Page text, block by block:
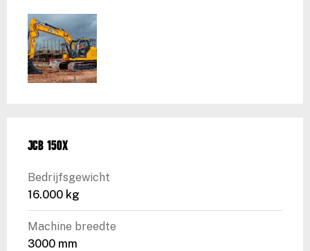
JCB 150X
Bedrijfsgewicht
16.000 kg
Machine breedte
3000 mm